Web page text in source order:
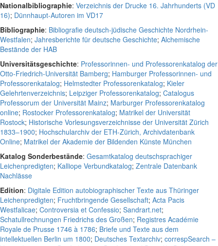
Nationalbibliographie: Verzeichnis der Drucke 16. Jahrhunderts (VD
16); Dünnhaupt-Autoren im VD17
Bibliographie: Bibliografie deutsch-jüdische Geschichte Nordrhein-
Westfalen; Jahresberichte für deutsche Geschichte; Alchemische
Bestände der HAB
Universitätsgeschichte: Professorinnen- und Professorenkatalog der
Otto-Friedrich-Universität Bamberg; Hamburger Professorinnen- und
Professorenkatalog; Helmstedter Professorenkatalog; Kieler
Gelehrtenverzeichnis; Leipziger Professorenkatalog; Catalogus
Professorum der Universität Mainz; Marburger Professorenkatalog
online; Rostocker Professorenkatalog; Matrikel der Universität
Rostock; Historische Vorlesungsverzeichnisse der Universität Zürich
1833–1900; Hochschularchiv der ETH-Zürich, Archivdatenbank
Online; Matrikel der Akademie der Bildenden Künste München
Katalog Sonderbestände: Gesamtkatalog deutschsprachiger
Leichenpredigten; Kalliope Verbundkatalog; Zentrale Datenbank
Nachlässe
Edition: Digitale Edition autobiographischer Texte aus Thüringer
Leichenpredigten; Fruchtbringende Gesellschaft; Acta Pacis
Westfalicae; Controversia et Confessio; Sandrart.net;
Schatullrechnungen Friedrichs des Großen; Registres Académie
Royale de Prusse 1746 à 1786; Briefe und Texte aus dem
intellektuellen Berlin um 1800; Deutsches Textarchiv; correspSearch –